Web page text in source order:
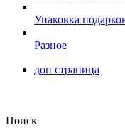
Упаковка
Разное
доп страница
Поиск